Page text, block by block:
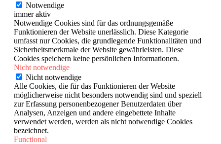
Notwendige
immer aktiv
Notwendige Cookies sind für das ordnungsgemäße
Funktionieren der Website unerlässlich. Diese Kategorie
umfasst nur Cookies, die grundlegende Funktionalitäten und
Sicherheitsmerkmale der Website gewährleisten. Diese
Cookies speichern keine persönlichen Informationen.
Nicht notwendige
Nicht notwendige
Alle Cookies, die für das Funktionieren der Website
möglicherweise nicht besonders notwendig sind und speziell
zur Erfassung personenbezogener Benutzerdaten über
Analysen, Anzeigen und andere eingebettete Inhalte
verwendet werden, werden als nicht notwendige Cookies
bezeichnet.
Functional